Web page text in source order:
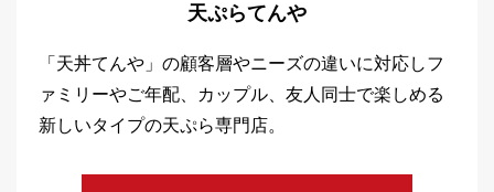
天ぷらてんや
「天丼てんや」の顧客層やニーズの違いに対応しフ
ァミリーやご年配、カップル、友人同士で楽しめる
新しいタイプの天ぷら専門店。